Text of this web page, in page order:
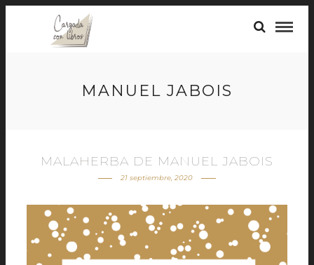
MANUEL JABOIS
MALAHERBA DE MANUEL JABOIS
21 septiembre, 2020